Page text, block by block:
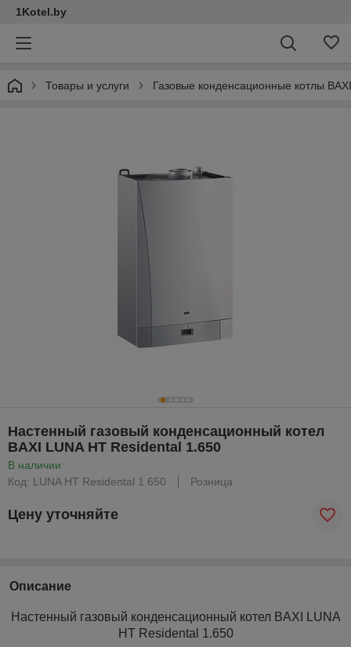
1Kotel.by
Товары и услуги Газовые конденсационные котлы BAXI
Настенный газовый конденсационный котел
BAXI LUNA HT Residental 1.650
В наличии
Код: LUNA HT Residental 1.650
Розница
Цену уточняйте
Описание
Настенный газовый конденсационный котел BAXI LUNA
HT Residental 1.650